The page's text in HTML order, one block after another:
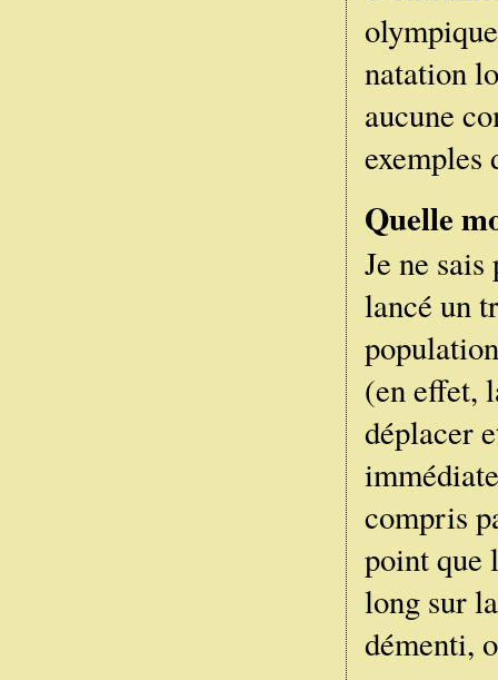
natation
aucune
exemples
Quelle
Je ne
lancé un
(en effet,
déplacer
compris
point que
long sur
démenti,